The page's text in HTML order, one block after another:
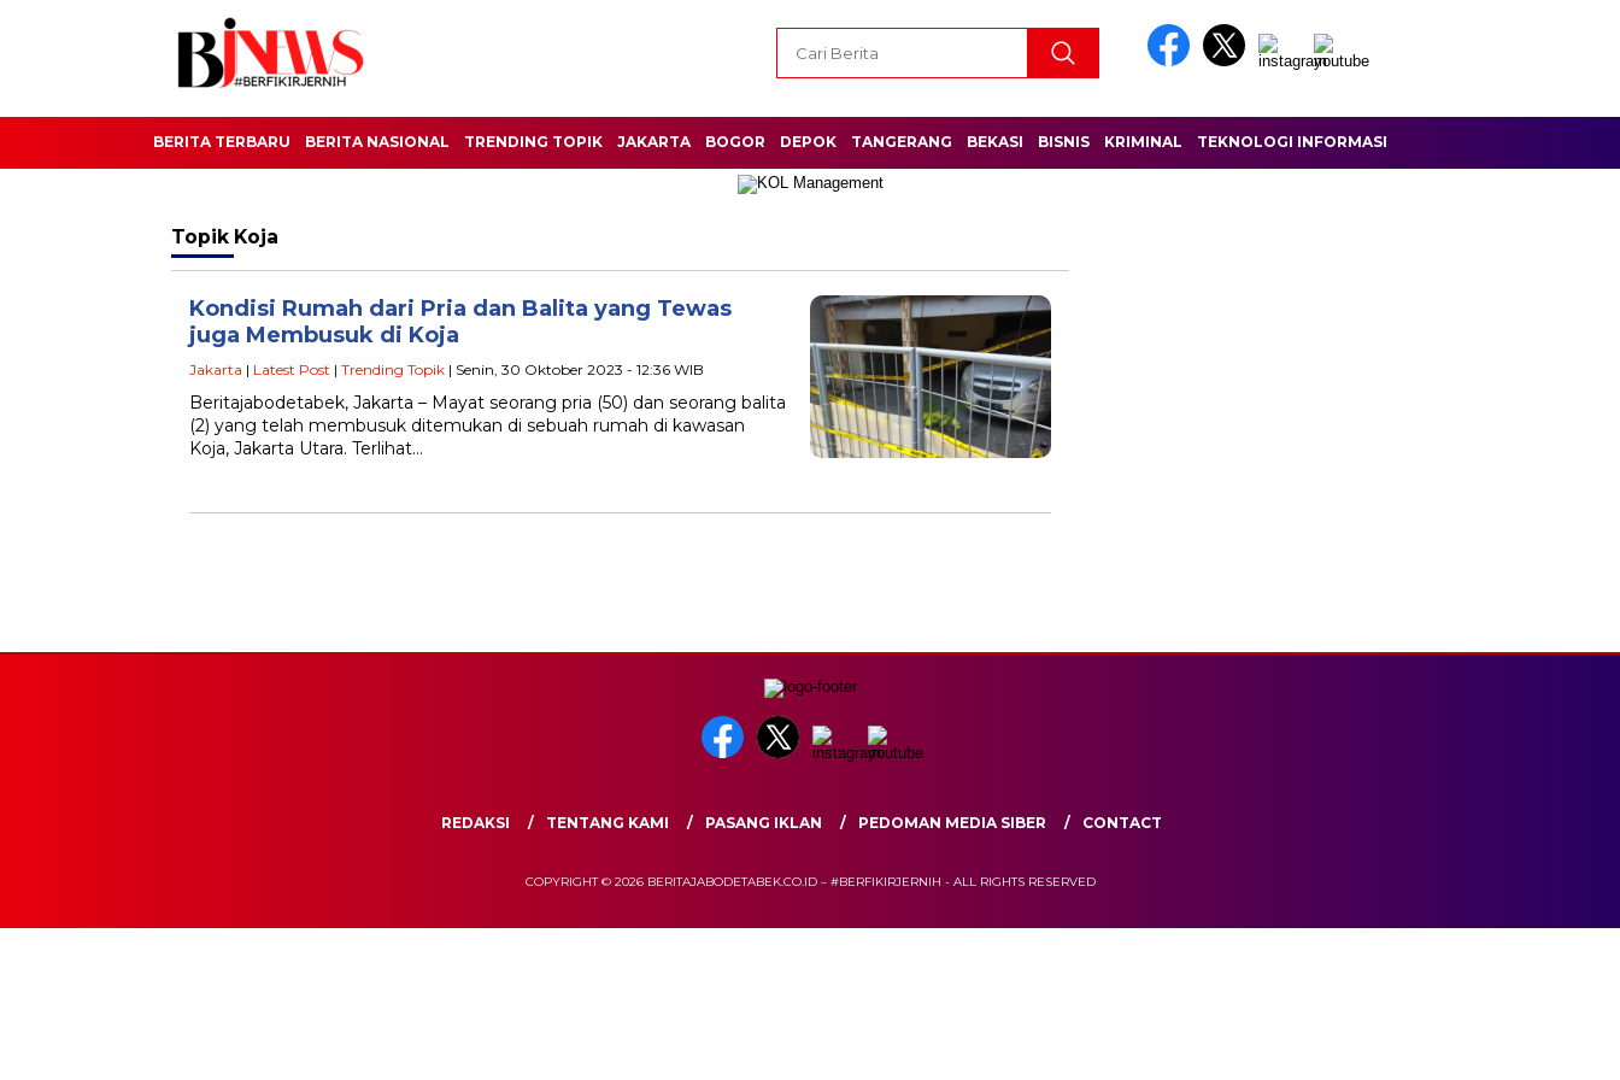
BERITA TERBARU BERITA NASIONAL TRENDING TOPIK JAKARTA BOGOR DEPOK TANGERANG BEKASI BISNIS KRIMINAL TEKNOLOGI INFORMASI
Topik Koja
Kondisi Rumah dari Pria dan Balita yang Tewas
juga Membusuk di Koja
Jakarta | Latest Post | Trending Topik | Senin, 30 Oktober 2023 - 12:36 WIB
Beritajabodetabek, Jakarta – Mayat seorang pria (50) dan seorang balita
(2) yang telah membusuk ditemukan di sebuah rumah di kawasan
Koja, Jakarta Utara. Terlihat…
REDAKSI TENTANG KAMI PASANG IKLAN PEDOMAN MEDIA SIBER CONTACT
COPYRIGHT © 2026 BERITAJABODETABEK.CO.ID – #BERFIKIRJERNIH - ALL RIGHTS RESERVED